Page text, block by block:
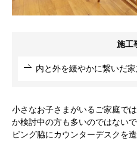
施工
内と外を緩やかに繋いだ
小さなお子さまがいるご家庭で
か検討中の方も多いのではない
ビング脇にカウンターデスクを